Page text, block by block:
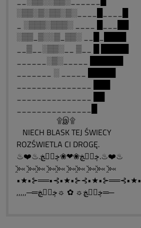
░▒▒░▒░▒▒░▒░____█____█
_ ░▒▒▒░▒▒▒░ ____ █___██
░▒▒_▒░░▒_▒▒░ __█_████
__▒__░▒▒░__ ▒__ █ █████
______░▒░_____ ██████
_______ ░ _____ █████
۩இ۩
NIECH BLASK TEJ ŚWIECY
ROZŚWIETLA CI DROGĘ.
♨❤️♨.ڿڰۣڿ❀❤❀ڿڰۣڿ.♨❤️♨
»̯̆« »̯̆«»̯̆« »̯̆«»̯̆« »̯̆«»̯̆« »̯̆«»̯̆« »̯̆«
•★•⊱══•⊰•★•⊱⊰•★•⊱══⊰•★•
,,,,,─═ڿڰۣڿ☼ ✿ ☼ڿڰۣڿ═─